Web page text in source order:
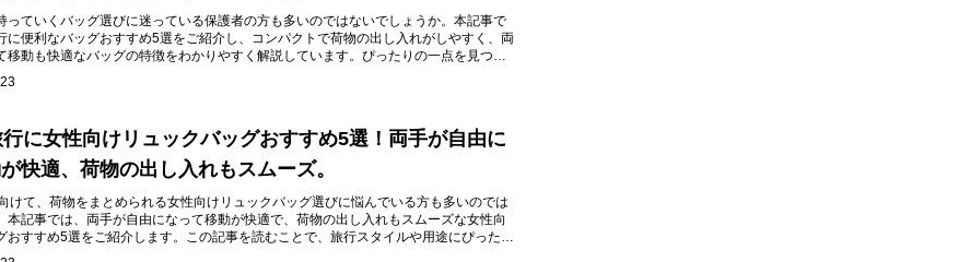
っていくバッグ選びに迷っている保護者の方も多いのではないでしょうか。本記事で
に便利なバッグおすすめ5選をご紹介し、コンパクトで荷物の出し入れがしやすく、両
移動も快適なバッグの特徴をわかりやすく解説しています。ぴったりの一点を見つけ
しく快適なものにしましょう。
に女性向けリュックバッグおすすめ5選！両手が自由に
快適、荷物の出し入れもスムーズ。
けて、荷物をまとめられる女性向けリュックバッグ選びに悩んでいる方も多いのでは
本記事では、両手が自由になって移動が快適で、荷物の出し入れもスムーズな女性向
おすすめ5選をご紹介します。この記事を読むことで、旅行スタイルや用途にぴったり
とができます。